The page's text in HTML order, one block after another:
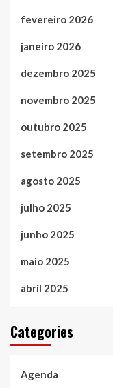
fevereiro 2026
janeiro 2026
dezembro 2025
novembro 2025
outubro 2025
setembro 2025
agosto 2025
julho 2025
junho 2025
maio 2025
abril 2025
Categories
Agenda